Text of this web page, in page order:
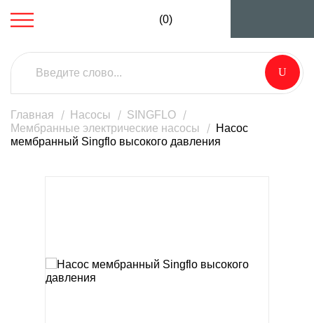
(0)
Главная Насосы
SINGFLO
Мембранные электрические насосы
Насос
мембранный Singflo высокого давления